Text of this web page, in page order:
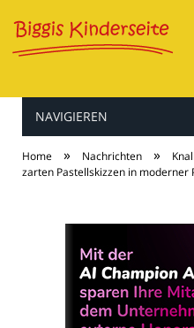
Baby
NAVIGIEREN
Home » Nachrichten »
zarten Pastellskizzen in moderner